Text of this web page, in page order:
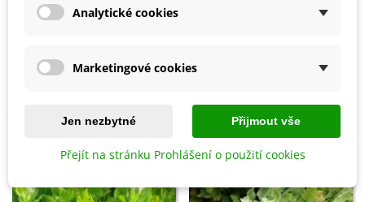
Přidat do košíku
300 ks
30 Kč
Není skladem
Analytické cookies
Marketingové cookies
Jen nezbytné Přijmout vše
Přejít na stránku Prohlášení o použití cookies